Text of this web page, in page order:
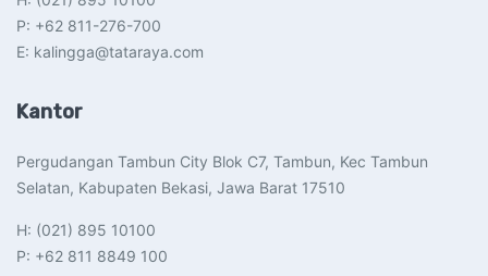
P: +62 811-276-700
E: kalingga@tataraya.com
Kantor
Pergudangan Tambun City Blok C7, Tambun, Kec Tambun
Selatan, Kabupaten Bekasi, Jawa Barat 17510​
H: (021) 895 10100
P: +62 811 8849 100